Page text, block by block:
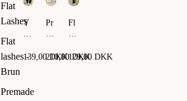
Flat
Lashes
Flat
lashes -
Brun
Premade
Y
sh
139,00 DKK
Pr
e
210,00 DKK
Fl
sh
129,00 DKK